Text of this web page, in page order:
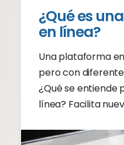
¿Qué es
en línea?
Una plataforma
pero con
¿Qué se
línea? Facilita